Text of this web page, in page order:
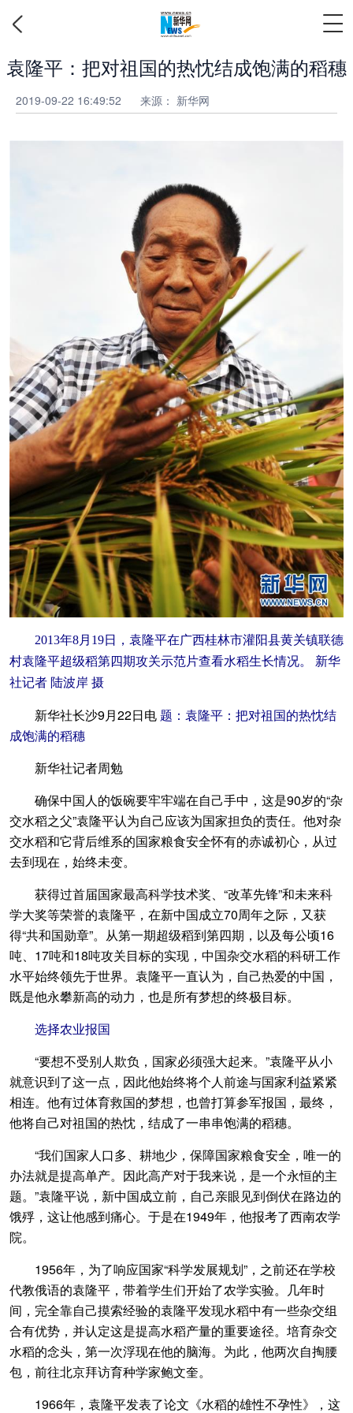
袁隆平：把对祖国的热忱结成饱满的稻穗
2019-09-22 16:49:52 来源： 新华网
2013年8月19日，袁隆平在广西桂林市灌阳县黄关镇联德
村袁隆平超级稻第四期攻关示范片查看水稻生长情况。 新华
社记者 陆波岸 摄
新华社长沙9月22日电题：袁隆平：把对祖国的热忱结
成饱满的稻穗
新华社记者周勉
确保中国人的饭碗要牢牢端在自己手中，这是90岁的“杂
交水稻之父”袁隆平认为自己应该为国家担负的责任。他对杂
交水稻和它背后维系的国家粮食安全怀有的赤诚初心，从过
去到现在，始终未变。
获得过首届国家最高科学技术奖、“改革先锋”和未来科
学大奖等荣誉的袁隆平，在新中国成立70周年之际，又获
得“共和国勋章”。从第一期超级稻到第四期，以及每公顷16
吨、17吨和18吨攻关目标的实现，中国杂交水稻的科研工作
水平始终领先于世界。袁隆平一直认为，自己热爱的中国，
既是他永攀新高的动力，也是所有梦想的终极目标。
选择农业报国
“要想不受别人欺负，国家必须强大起来。”袁隆平从小
就意识到了这一点，因此他始终将个人前途与国家利益紧紧
相连。他有过体育救国的梦想，也曾打算参军报国，最终，
他将自己对祖国的热忱，结成了一串串饱满的稻穗。
“我们国家人口多、耕地少，保障国家粮食安全，唯一的
办法就是提高单产。因此高产对于我来说，是一个永恒的主
题。”袁隆平说，新中国成立前，自己亲眼见到倒伏在路边的
饿殍，这让他感到痛心。于是在1949年，他报考了西南农学
院。
1956年，为了响应国家“科学发展规划”，之前还在学校
代教俄语的袁隆平，带着学生们开始了农学实验。几年时
间，完全靠自己摸索经验的袁隆平发现水稻中有一些杂交组
合有优势，并认定这是提高水稻产量的重要途径。培育杂交
水稻的念头，第一次浮现在他的脑海。为此，他两次自掏腰
包，前往北京拜访育种学家鲍文奎。
1966年，袁隆平发表了论文《水稻的雄性不孕性》，这